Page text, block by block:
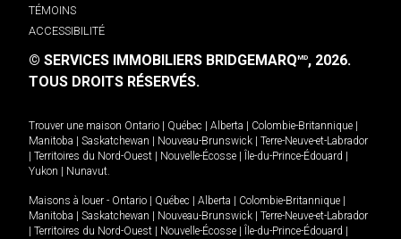
TÉMOINS
ACCESSIBILITÉ
© SERVICES IMMOBILIERS BRIDGEMARQMD, 2026.
TOUS DROITS RÉSERVÉS.
Trouver une maison Ontario Québec Alberta Colombie-Britannique
Manitoba
Saskatchewan Nouveau-Brunswick
Terre-Neuve-et-Labrador
Territoires du Nord-Ouest Nouvelle-Écosse Île-du-Prince-Édouard
Yukon
Nunavut.
Maisons à louer - Ontario Québec Alberta Colombie-Britannique
Manitoba
Saskatchewan Nouveau-Brunswick
Terre-Neuve-et-Labrador
Territoires du Nord-Ouest Nouvelle-Écosse Île-du-Prince-Édouard